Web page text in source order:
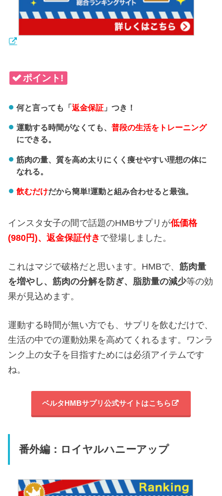
ポイント!
何と言っても「返金保証」つき！
運動する時間がなくても、 普段の生活をトレーニング
にできる。
筋肉の量、質を高め太りにくく痩せやすい理想の体に
なれる。
飲むだけだから簡単!運動と組み合わせると最強。
インスタ女子の間で話題のHMBサプリが低価格
(980円)、返金保証付き で登場しました。
これはマジで破格だと思います。HMBで、筋肉量
を増やし、筋肉の分解を防ぎ、 脂肪量の減少等の効
果が見込めます。
運動する時間が無い方でも、サプリを飲むだけで、
生活の中での運動効果を高めてくれるます。ワンラ
ンク上の女子を目指すためには必須アイテムです
ね。
ベルタHMBサプリ公式サイトはこちら
番外編：ロイヤルハニーアップ